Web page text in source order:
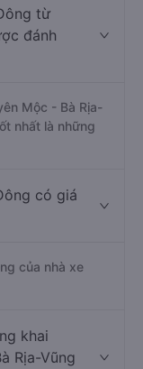
từ
đánh
Mộc - Bà Rịa-
nhất là những
có giá
của nhà xe
khai
Rịa-Vũng